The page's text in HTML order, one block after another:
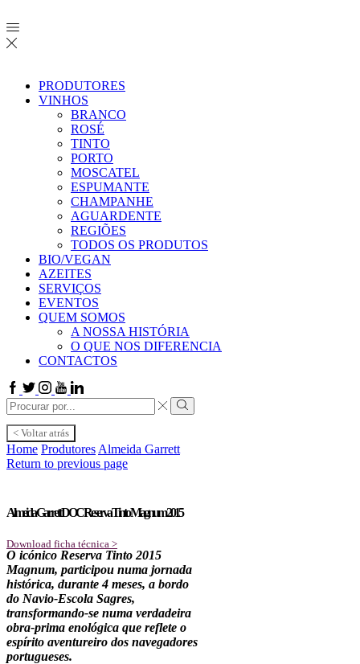
PRODUTORES
VINHOS
BRANCO
ROSÉ
TINTO
PORTO
MOSCATEL
ESPUMANTE
CHAMPANHE
AGUARDENTE
REGIÕES
TODOS OS PRODUTOS
BIO/VEGAN
AZEITES
SERVIÇOS
EVENTOS
QUEM SOMOS
A NOSSA HISTÓRIA
O QUE NOS DIFERENCIA
CONTACTOS
Facebook
TwitterInstagram
Youtube
Linkedin
Search
input
Search
< Voltar atrás
Home Produtores Almeida Garrett
Return to previous page
Almeida Garrett DOC Reserva Tinto Magnum 2015
Download ficha técnica >
O icónico Reserva Tinto 2015
Magnum, participou numa jornada
histórica, durante 4 meses, a bordo
do Navio-Escola Sagres,
transformando-se numa verdadeira
obra-prima enológica que reflete o
espírito aventureiro dos navegadores
portugueses.